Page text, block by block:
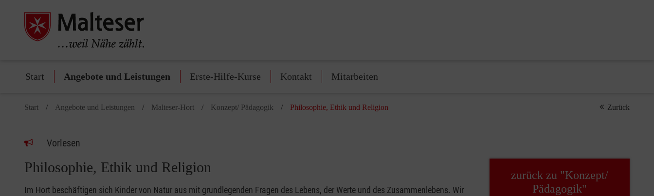
Start Angebote und Leistungen Erste-Hilfe-Kurse Kontakt Mitarbeiten
Start Angebote und Leistungen Malteser-Hort Konzept/ Pädagogik Philosophie, Ethik und Religion Zurück
Vorlesen
Philosophie, Ethik und Religion
Im Hort beschäftigen sich Kinder von Natur aus mit grundlegenden Fragen des Lebens, der Werte und des Zusammenlebens. Wir
zurück zu "Konzept/
Pädagogik"